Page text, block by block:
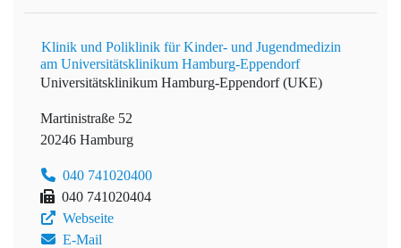
Klinik und Poliklinik für Kinder- und Jugendmedizin
am Universitätsklinikum Hamburg-Eppendorf
Universitätsklinikum Hamburg-Eppendorf (UKE)
Martinistraße 52
20246 Hamburg
040 741020400
040 741020404
Webseite
E-Mail